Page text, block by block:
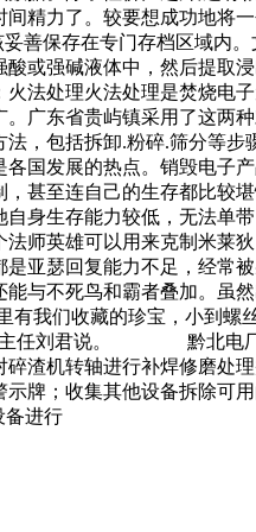
精力了。较要想成功地将
善保存在专门存档区域内
或强碱液体中，然后提取
法处理火法处理是焚烧电
广东省贵屿镇采用了这两
，包括拆卸.粉碎.筛分等
国发展的热点。销毁电子
，甚至连自己的生存都比
身生存能力较低，无法单
师英雄可以用来克制米莱
亚瑟回复能力不足，经常
能与不死鸟和霸者叠加。
们收藏的珍宝，小到螺
主任刘君说。 黔北电厂
渣机转轴进行补焊修磨处
示牌；收集其他设备拆除
备进行